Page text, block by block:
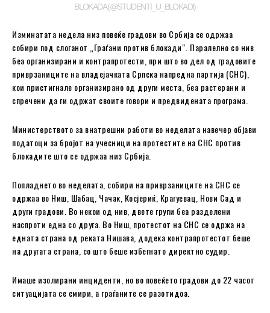
BLOKADA (@STUDENTI_U_BLOKADI)
Изминатата недела низ повеќе градови во Србија се одржаа
собири под слоганот „Граѓани против блокади“. Паралелно со нив
беа организирани и контрапротести, при што во дел од градовите
приврзаниците на владејачката Српска напредна партија (СНС),
кои пристигнале организирано од други места, беа растерани и
спречени да ги одржат своите говори и предвидената програма.
Министерството за внатрешни работи во неделата навечер објави
податоци за бројот на учесници на протестите на СНС против
блокадите што се одржаа низ Србија.
Попладнето во неделата, собири на приврзаниците на СНС се
одржаа во Ниш, Шабац, Чачак, Косјериќ, Крагуевац, Нови Сад и
други градови. Во некои од нив, двете групи беа разделени
наспроти една со друга. Во Ниш, протестот на СНС се одржа на
едната страна од реката Нишава, додека контрапротестот беше
на другата страна, со што беше избегнато директно судир.
Имаше изолирани инциденти, но во повеќето градови до 22 часот
ситуацијата се смири, а граѓаните се разотидоа.